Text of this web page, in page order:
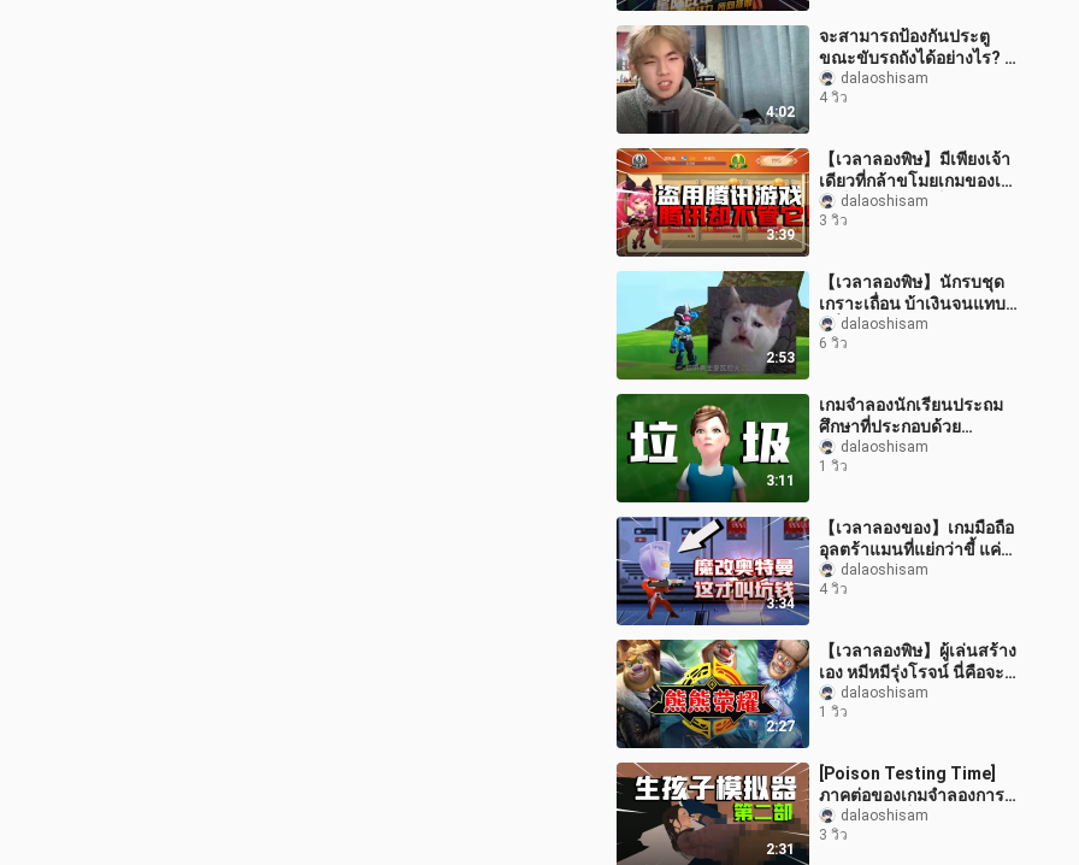
4:02
จะสามารถป้องกันประตู
ขณะขับรถถังได้อย่างไร? -
-
dalaoshisam
4 วิว
3:39
【เวลาลองพิษ】มีเพียงเจ้า
เดียวที่กล้าขโมยเกมของเท
นเซ็นต์ แต่เทนเซ็นต์กลับไม่
สนใจ เทนเซ็นต์กลัวแล้ว
dalaoshisam
3 วิว
2:53
【เวลาลองพิษ】นักรบชุด
เกราะเถื่อน บ้าเงินจนแทบ
คลั่ง ขายสกิลเดียวถึงสิบสอง
หยวน!
dalaoshisam
6 วิว
3:11
เกมจำลองนักเรียนประถม
ศึกษาที่ประกอบด้วย
9999BUGs!
dalaoshisam
1 วิว
3:34
【เวลาลองของ】เกมมือถือ
อุลตร้าแมนที่แย่กว่าขี้ แค่
อุลตร้าแมนตัวเดียวยังกล้า
ขาย 20!
dalaoshisam
4 วิว
2:27
【เวลาลองพิษ】ผู้เล่นสร้าง
เอง หมีหมีรุ่งโรจน์ นี่คือจะ
ท้าทายราชาหรือ?
dalaoshisam
1 วิว
2:31
[Poison Testing Time]
ภาคต่อของเกมจำลองการ
คลอดบุตร เต็มไปด้วย
พลังงานสูง!
dalaoshisam
3 วิว